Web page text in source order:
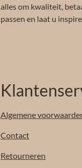
alles om kwaliteit,
passen en laat u
Algemene
Contact
Retourneren